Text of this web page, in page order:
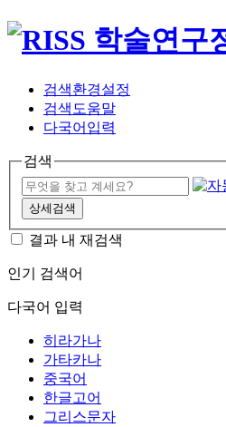
검색환경설정
검색도움말
다국어입력
검색
상세검색
결과 내 재검색
인기 검색어
다국어 입력
히라가나
가타카나
중국어
한글고어
그리스문자